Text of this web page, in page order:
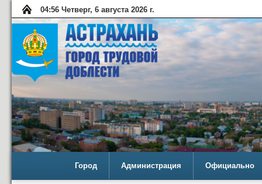
04:56 Четверг, 6 августа 2026 г.
Город Администрация Официально